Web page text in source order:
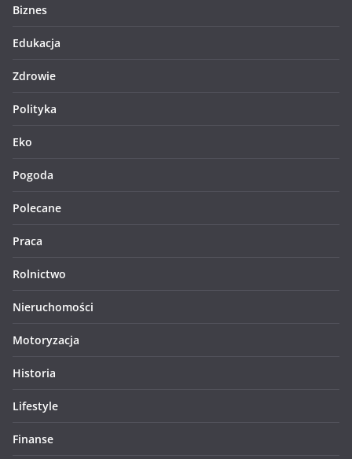
Biznes
Edukacja
Zdrowie
Polityka
Eko
Pogoda
Polecane
Praca
Rolnictwo
Nieruchomości
Motoryzacja
Historia
Lifestyle
Finanse